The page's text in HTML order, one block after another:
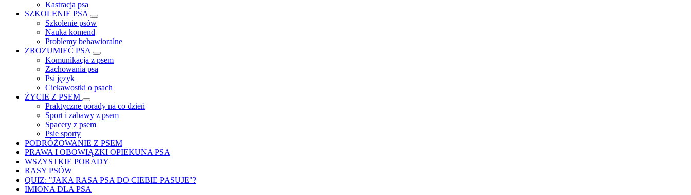
Kastracja psa
SZKOLENIE PSA
Szkolenie psów
Nauka komend
Problemy behawioralne
ZROZUMIEĆ PSA
Komunikacja z psem
Zachowania psa
Psi język
Ciekawostki o psach
ŻYCIE Z PSEM
Praktyczne porady na co dzień
Sport i zabawy z psem
Spacery z psem
Psie sporty
PODRÓŻOWANIE Z PSEM
PRAWA I OBOWIĄZKI OPIEKUNA PSA
WSZYSTKIE PORADY
RASY PSÓW
QUIZ: "JAKA RASA PSA DO CIEBIE PASUJE"?
IMIONA DLA PSA